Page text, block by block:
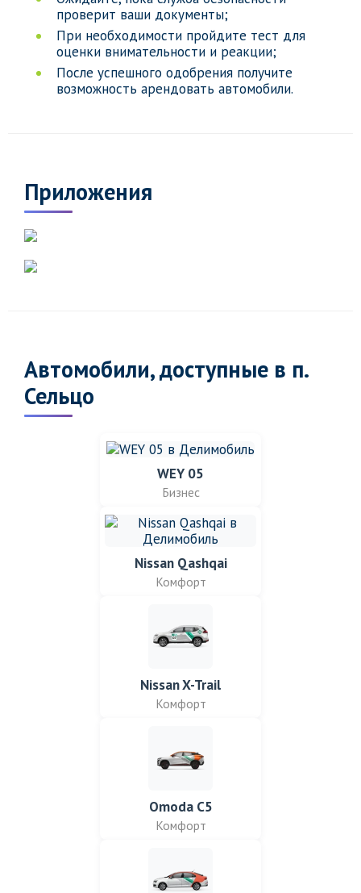
проверит ваши документы;
При необходимости пройдите тест для
оценки внимательности и реакции;
После успешного одобрения получите
возможность арендовать автомобили.
Приложения
Автомобили, доступные в п.
Сельцо
WEY 05
Бизнес
Nissan Qashqai
Комфорт
Nissan X-Trail
Комфорт
Omoda C5
Комфорт